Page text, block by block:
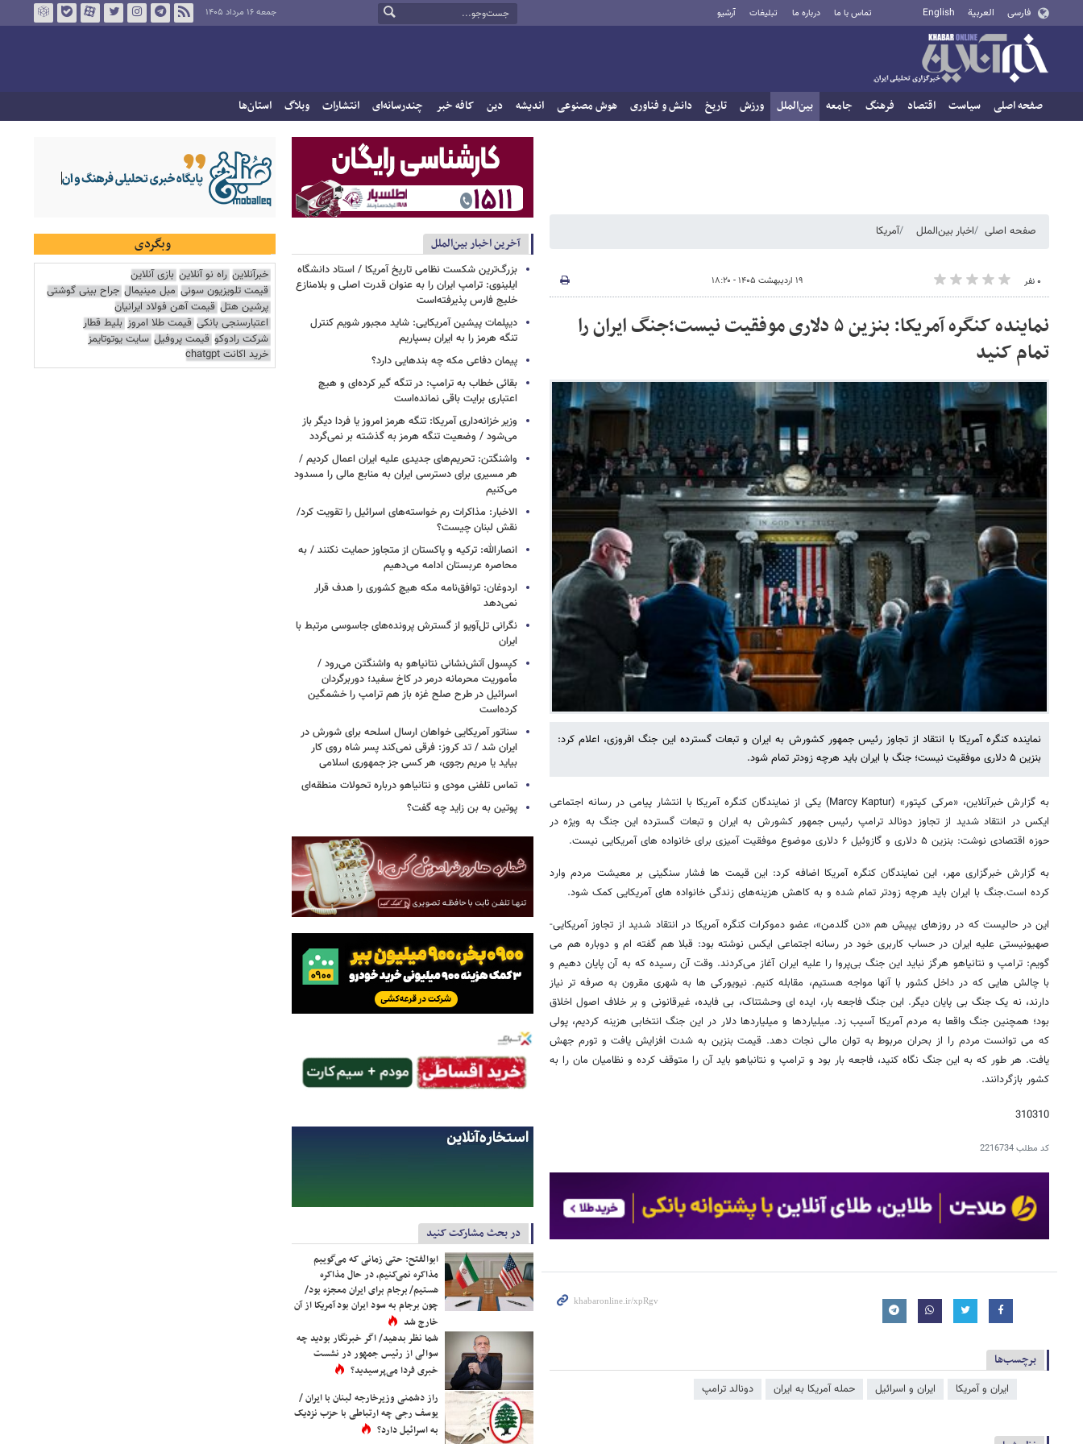
فارسی العربية English تماس با ما درباره ما تبلیغات آرشیو جمعه ۱۶ مرداد ۱۴۰۵
صفحه اصلی سیاست اقتصاد فرهنگ جامعه بین‌الملل ورزش تاریخ دانش و فناوری هوش مصنوعی اندیشه دین کافه خبر چندرسانه‌ای انتشارات وبلاگ استان‌ها
صفحه اصلی اخبار بین‌الملل آمریکا
۰ نفر ۱۹ اردیبهشت ۱۴۰۵ - ۱۸:۲۰
نماینده کنگره آمریکا: بنزین ۵ دلاری موفقیت نیست؛جنگ ایران را
تمام کنید
نماینده کنگره آمریکا با انتقاد از تجاوز رئیس جمهور کشورش به ایران و تبعات گسترده این جنگ افروزی، اعلام کرد:
بنزین ۵ دلاری موفقیت نیست؛ جنگ با ایران باید هرچه زودتر تمام شود.
به گزارش خبرآنلاین، «مرکی کپتور» (Marcy Kaptur) یکی از نمایندگان کنگره آمریکا با انتشار پیامی در رسانه اجتماعی
ایکس در انتقاد شدید از تجاوز دونالد ترامپ رئیس جمهور کشورش به ایران و تبعات گسترده این جنگ به ویژه در
حوزه اقتصادی نوشت: بنزین ۵ دلاری و گازوئیل ۶ دلاری موضوع موفقیت آمیزی برای خانواده‌ های آمریکایی نیست.
به گزارش خبرگزاری مهر، این نمایندگان کنگره آمریکا اضافه کرد: این قیمت‌ ها فشار سنگینی بر معیشت مردم وارد
کرده است.جنگ با ایران باید هرچه زودتر تمام شده و به کاهش هزینه‌های زندگی خانواده‌ های آمریکایی کمک شود.
این در حالیست که در روزهای یپیش هم «دن گلدمن»، عضو دموکرات کنگره آمریکا در انتقاد شدید از تجاوز آمریکایی-
صهیونیستی علیه ایران در حساب کاربری خود در رسانه اجتماعی ایکس نوشته بود: قبلا هم گفته‌ ام و دوباره هم می‌
گویم: ترامپ و نتانیاهو هرگز نباید این جنگ بی‌پروا را علیه ایران آغاز می‌کردند. وقت آن رسیده که به آن پایان دهیم و
با چالش‌ هایی که در داخل کشور با آنها مواجه هستیم، مقابله کنیم. نیویورکی‌ ها به شهری مقرون‌ به‌ صرفه‌ تر نیاز
دارند، نه یک جنگ بی‌ پایان دیگر. این جنگ فاجعه بار، ایده ای وحشتناک، بی فایده، غیرقانونی و بر خلاف اصول اخلاق
بود؛ همچنین جنگ واقعا به مردم آمریکا آسیب زد. میلیاردها و میلیاردها دلار در این جنگ انتخابی هزینه کردیم، پولی
که می توانست مردم را از بحران مربوط به توان مالی نجات دهد. قیمت بنزین به شدت افزایش یافت و تورم جهش
یافت. هر طور که به این جنگ نگاه کنید، فاجعه بار بود و ترامپ و نتانیاهو باید آن را متوقف کرده و نظامیان مان را به
کشور بازگردانند.
310310
کد مطلب2216734
برچسب‌ها
ایران و آمریکا ایران و اسرائیل حمله آمریکا به ایران دونالد ترامپ
آخرین اخبار بین‌الملل
بزرگ‌ترین شکست نظامی تاریخ آمریکا / استاد دانشگاه
ایلینوی: ترامپ ایران را به عنوان قدرت اصلی و بلامنازع
خلیج فارس پذیرفته‌است
دیپلمات پیشین آمریکایی: شاید مجبور شویم کنترل
تنگه هرمز را به ایران بسپاریم
پیمان دفاعی مکه چه بندهایی دارد؟
بقائی خطاب به ترامپ: در تنگه گیر کرده‌ای و هیچ
اعتباری برایت باقی نمانده‌است
وزیر خزانه‌داری آمریکا: تنگه هرمز امروز یا فردا دیگر باز
می‌شود / وضعیت تنگه هرمز به گذشته بر نمی‌گردد
واشنگتن: تحریم‌های جدیدی علیه ایران اعمال کردیم /
هر مسیری برای دسترسی ایران به منابع مالی را مسدود
می‌کنیم
الاخبار: مذاکرات رم خواسته‌های اسرائیل را تقویت کرد/
نقش لبنان چیست؟
انصارالله: ترکیه و پاکستان از متجاوز حمایت نکنند / به
محاصره عربستان ادامه می‌دهیم
اردوغان: توافق‌نامه مکه هیچ کشوری را هدف قرار
نمی‌دهد
نگرانی تل‌آویو از گسترش پرونده‌های جاسوسی مرتبط با
ایران
کپسول آتش‌نشانی نتانیاهو به واشنگتن می‌رود /
مأموریت محرمانه درمر در کاخ سفید؛ دوربرگردان
اسرائیل در طرح صلح غزه باز هم ترامپ را خشمگین
کرده‌است
سناتور آمریکایی خواهان ارسال اسلحه برای شورش در
ایران شد / تد کروز: فرقی نمی‌کند پسر شاه روی کار
بیاید یا مریم رجوی، هر کسی جز جمهوری اسلامی
تماس تلفنی مودی و نتانیاهو درباره تحولات منطقه‌ای
پوتین به بن زاید چه گفت؟
در بحث مشارکت کنید
ابوالفتح: حتی زمانی که می‌گوییم
مذاکره نمی‌کنیم، در حال مذاکره
هستیم/ برجام برای ایران معجزه بود/
چون برجام به سود ایران بود آمریکا از آن
خارج شد
شما نظر بدهید/ اگر خبرنگار بودید چه
سوالی از رئیس جمهور در نشست
خبری فردا می‌پرسیدید؟
راز دشمنی وزیرخارجه لبنان با ایران /
یوسف رجی چه ارتباطی با حزب نزدیک
به اسرائیل دارد؟
وبگردی
خبرآنلاین راه نو آنلاین بازی آنلاین
قیمت تلویزیون سونی مبل مینیمال جراح بینی گوشتی
پرشین هتل قیمت آهن فولاد ایرانیان
اعتبارسنجی بانکی قیمت طلا امروز بلیط قطار
شرکت رادوکو قیمت پروفیل سایت یوتوتایمز
خرید اکانت chatgpt